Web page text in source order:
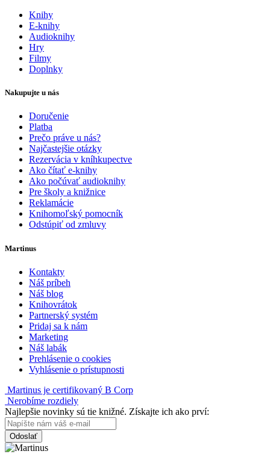
Knihy
E-knihy
Audioknihy
Hry
Filmy
Doplnky
Nakupujte u nás
Doručenie
Platba
Prečo práve u nás?
Najčastejšie otázky
Rezervácia v kníhkupectve
Ako čítať e-knihy
Ako počúvať audioknihy
Pre školy a knižnice
Reklamácie
Knihomoľský pomocník
Odstúpiť od zmluvy
Martinus
Kontakty
Náš príbeh
Náš blog
Knihovrátok
Partnerský systém
Pridaj sa k nám
Marketing
Náš labák
Prehlásenie o cookies
Vyhlásenie o prístupnosti
Martinus je certifikovaný B Corp
Nerobíme rozdiely
Najlepšie novinky sú tie knižné. Získajte ich ako prví:
Odoslať